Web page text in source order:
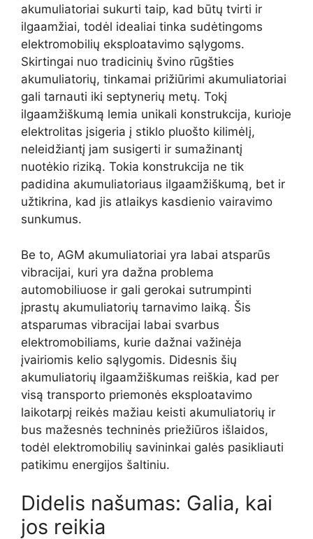
akumuliatoriai sukurti taip, kad būtų tvirti ir
ilgaamžiai, todėl idealiai tinka sudėtingoms
elektromobilių eksploatavimo sąlygoms.
Skirtingai nuo tradicinių švino rūgšties
akumuliatorių, tinkamai prižiūrimi akumuliatoriai
gali tarnauti iki septynerių metų. Tokį
ilgaamžiškumą lemia unikali konstrukcija, kurioje
elektrolitas įsigeria į stiklo pluošto kilimėlį,
neleidžiantį jam susigerti ir sumažinantį
nuotėkio riziką. Tokia konstrukcija ne tik
padidina akumuliatoriaus ilgaamžiškumą, bet ir
užtikrina, kad jis atlaikys kasdienio vairavimo
sunkumus.
Be to, AGM akumuliatoriai yra labai atsparūs
vibracijai, kuri yra dažna problema
automobiliuose ir gali gerokai sutrumpinti
įprastų akumuliatorių tarnavimo laiką. Šis
atsparumas vibracijai labai svarbus
elektromobiliams, kurie dažnai važinėja
įvairiomis kelio sąlygomis. Didesnis šių
akumuliatorių ilgaamžiškumas reiškia, kad per
visą transporto priemonės eksploatavimo
laikotarpį reikės mažiau keisti akumuliatorių ir
bus mažesnės techninės priežiūros išlaidos,
todėl elektromobilių savininkai galės pasikliauti
patikimu energijos šaltiniu.
Didelis našumas: Galia, kai
jos reikia